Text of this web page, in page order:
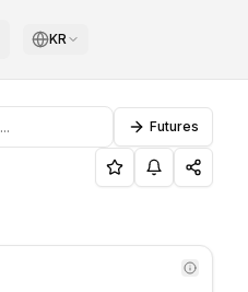
KR
수준: $31.4533.
Futures